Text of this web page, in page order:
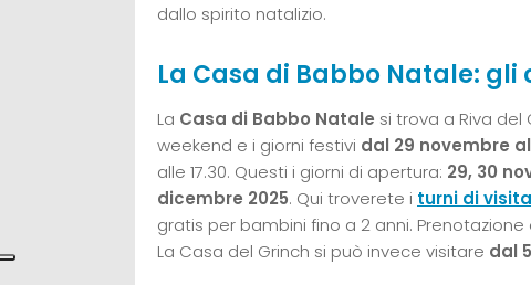
dallo spirito natalizio.
La Casa di Babbo Natale:
La Casa di Babbo Natale si trova a Riva del
weekend e i giorni festivi dal 29 novembre
alle 17.30. Questi i giorni di apertura: 29, 30
dicembre 2025. Qui troverete i turni di visita
gratis per bambini fino a 2 anni.
La Casa del Grinch si può invece visitare dal